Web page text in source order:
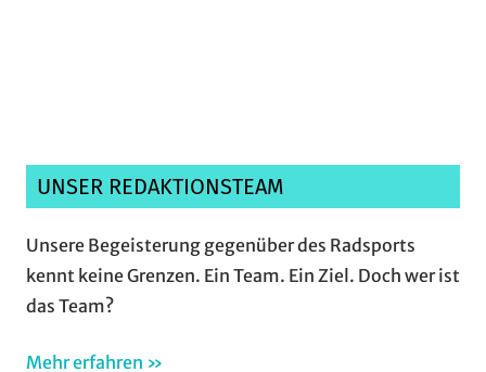
UNSER REDAKTIONSTEAM
Unsere Begeisterung gegenüber des Radsports
kennt keine Grenzen. Ein Team. Ein Ziel. Doch wer ist
das Team?
Mehr erfahren »